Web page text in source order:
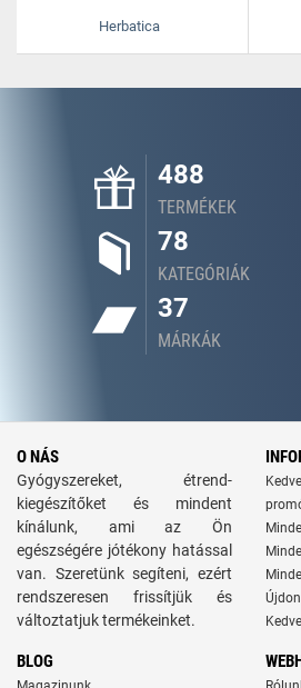
Herbatica
488
TERMÉKEK
78
KATEGÓRIÁK
37
MÁRKÁK
O NÁS
Gyógyszereket, étrend-
kiegészítőket és mindent
kínálunk, ami az Ön
egészségére jótékony hatással
van. Szeretünk segíteni, ezért
rendszeresen frissítjük és
változtatjuk termékeinket.
BLOG